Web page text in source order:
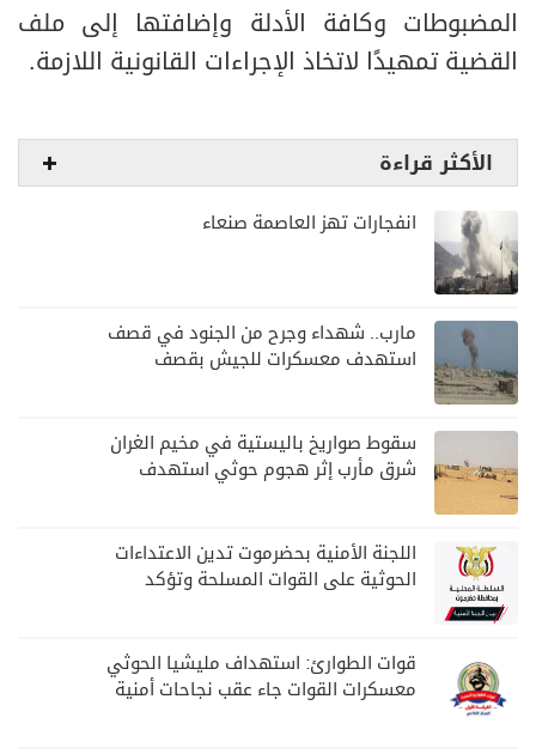
المضبوطات وكافة الأدلة وإضافتها إلى ملف
القضية تمهيدًا لاتخاذ الإجراءات القانونية اللازمة.
الأكثر قراءة
انفجارات تهز العاصمة صنعاء
مارب.. شهداء وجرح من الجنود في قصف
استهدف معسكرات للجيش بقصف
سقوط صواريخ باليستية في مخيم الغران
شرق مأرب إثر هجوم حوثي استهدف
اللجنة الأمنية بحضرموت تدين الاعتداءات
الحوثية على القوات المسلحة وتؤكد
قوات الطوارئ: استهداف مليشيا الحوثي
معسكرات القوات جاء عقب نجاحات أمنية